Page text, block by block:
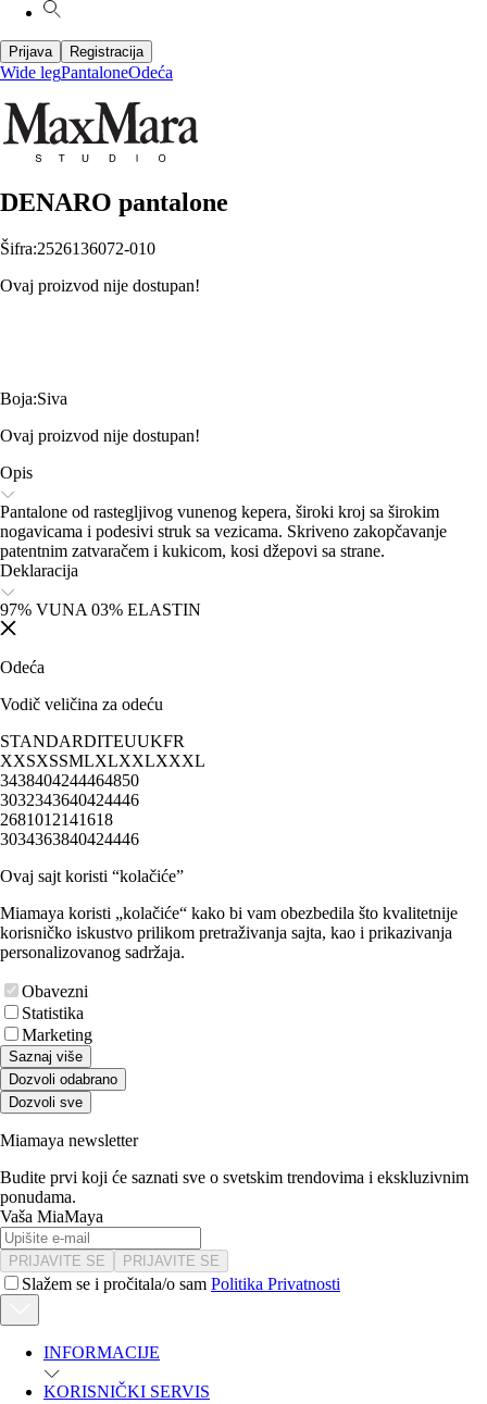
Prijava Registracija
Wide legPantaloneOdeća
DENARO pantalone
Šifra:2526136072-010
Ovaj proizvod nije dostupan!
Boja:Siva
Ovaj proizvod nije dostupan!
Opis
Pantalone od rastegljivog vunenog kepera, široki kroj sa širokim
nogavicama i podesivi struk sa vezicama. Skriveno zakopčavanje
patentnim zatvaračem i kukicom, kosi džepovi sa strane.
Deklaracija
97% VUNA 03% ELASTIN
Odeća
Vodič veličina za odeću
STANDARDITEUUKFR
XXSXSSMLXLXXLXXXL
3438404244464850
3032343640424446
2681012141618
3034363840424446
Ovaj sajt koristi “kolačiće”
Miamaya koristi „kolačiće“ kako bi vam obezbedila što kvalitetnije
korisničko iskustvo prilikom pretraživanja sajta, kao i prikazivanja
personalizovanog sadržaja.
Obavezni
Statistika
Marketing
Saznaj više
Dozvoli odabrano
Dozvoli sve
Miamaya newsletter
Budite prvi koji će saznati sve o svetskim trendovima i ekskluzivnim
ponudama.
Vaša MiaMaya
PRIJAVITE SE PRIJAVITE SE
Slažem se i pročitala/o sam Politika Privatnosti
INFORMACIJE
KORISNIČKI SERVIS